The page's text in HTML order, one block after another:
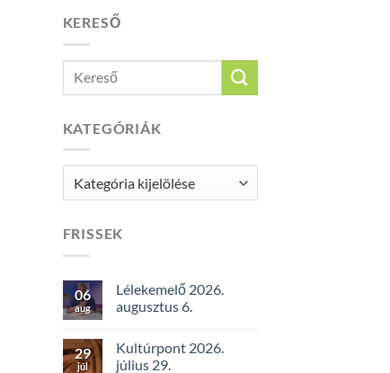
KERESŐ
KATEGÓRIÁK
Kategóriák
FRISSEK
06
aug
Lélekemelő 2026.
augusztus 6.
29
júl
Kultúrpont 2026.
július 29.